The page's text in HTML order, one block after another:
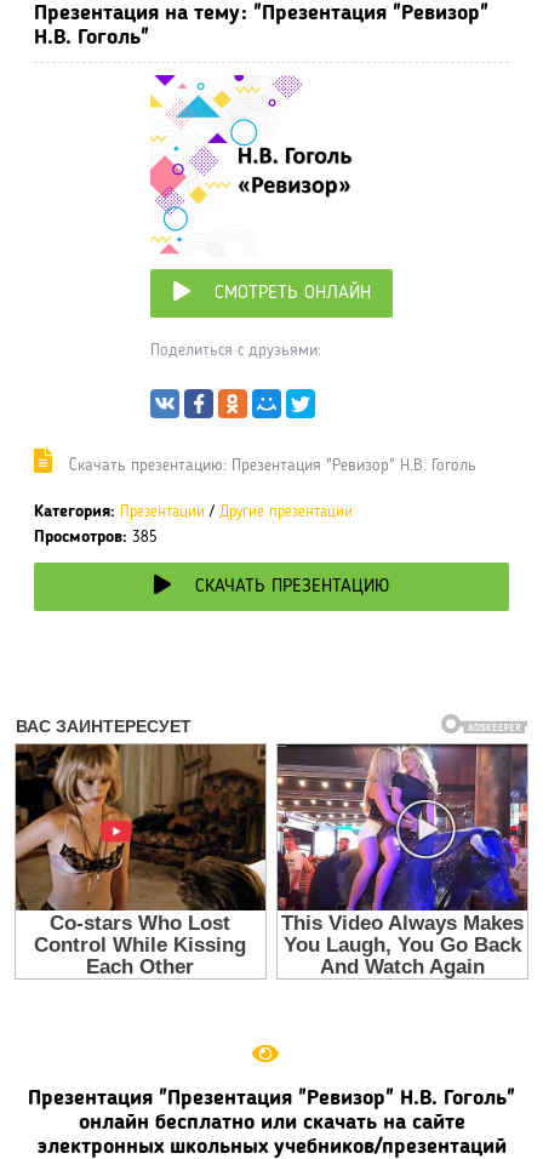
Презентация на тему: "Презентация "Ревизор"
Н.В. Гоголь"
СМОТРЕТЬ ОНЛАЙН
Поделиться с друзьями:
Cкачать презентацию: Презентация "Ревизор" Н.В. Гоголь
Категория: Презентации / Другие презентации
Просмотров: 385
СКАЧАТЬ ПРЕЗЕНТАЦИЮ
Презентация "Презентация "Ревизор" Н.В. Гоголь"
онлайн бесплатно или скачать на сайте
электронных школьных учебников/презентаций